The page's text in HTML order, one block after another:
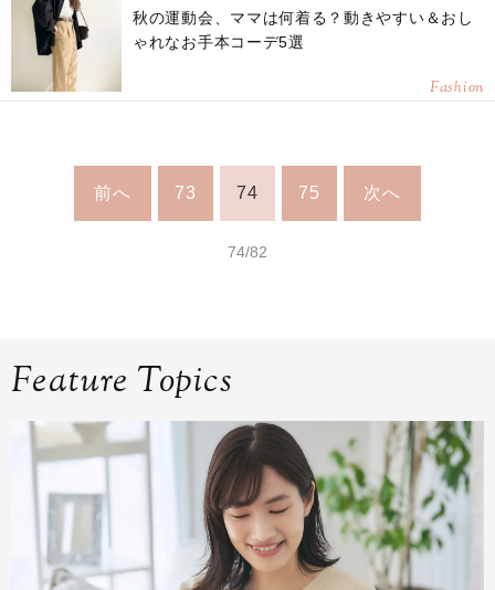
秋の運動会、ママは何着る？動きやすい＆おし
ゃれなお手本コーデ5選
Fashion
前へ 73 74 75 次へ
74/82
Feature Topics